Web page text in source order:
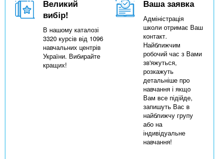
Великий
вибір!
В нашому каталозі
3320 курсів від 1096
навчальних центрів
України. Вибирайте
кращих!
Ваша заявка
Адміністрація
школи отримає Ваш
контакт.
Найближчим
робочий час з Вами
зв'яжуться,
розкажуть
детальніше про
навчання і якщо
Вам все підійде,
запишуть Вас в
найближчу групу
або на
індивідуальне
навчання!